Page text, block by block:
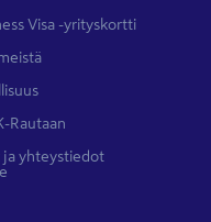
Visa -yrityskortti
Rautaan
ja yhteystiedot